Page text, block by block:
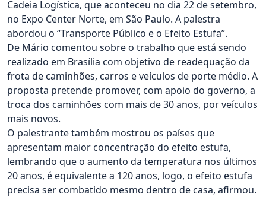
Cadeia Logística, que aconteceu no dia 22 de setembro,
no Expo Center Norte, em São Paulo. A palestra
abordou o “Transporte Público e o Efeito Estufa”.
De Mário comentou sobre o trabalho que está sendo
realizado em Brasília com objetivo de readequação da
frota de caminhões, carros e veículos de porte médio. A
proposta pretende promover, com apoio do governo, a
troca dos caminhões com mais de 30 anos, por veículos
mais novos.
O palestrante também mostrou os países que
apresentam maior concentração do efeito estufa,
lembrando que o aumento da temperatura nos últimos
20 anos, é equivalente a 120 anos, logo, o efeito estufa
precisa ser combatido mesmo dentro de casa, afirmou.